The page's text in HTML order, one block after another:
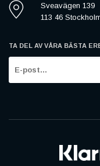
Sveavägen 139
113 46
TA DEL AV VÅRA BÄSTA